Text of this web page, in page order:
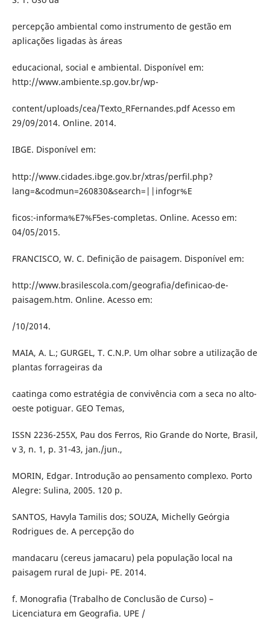
percepção ambiental como instrumento de gestão em
aplicações ligadas às áreas
educacional, social e ambiental. Disponível em:
http://www.ambiente.sp.gov.br/wp-
content/uploads/cea/Texto_RFernandes.pdf Acesso em
29/09/2014. Online. 2014.
IBGE. Disponível em:
http://www.cidades.ibge.gov.br/xtras/perfil.php?
lang=&codmun=260830&search=||infogr%E
ficos:-informa%E7%F5es-completas. Online. Acesso em:
04/05/2015.
FRANCISCO, W. C. Definição de paisagem. Disponível em:
http://www.brasilescola.com/geografia/definicao-de-
paisagem.htm. Online. Acesso em:
/10/2014.
MAIA, A. L.; GURGEL, T. C.N.P. Um olhar sobre a utilização de
plantas forrageiras da
caatinga como estratégia de convivência com a seca no alto-
oeste potiguar. GEO Temas,
ISSN 2236-255X, Pau dos Ferros, Rio Grande do Norte, Brasil,
v 3, n. 1, p. 31-43, jan./jun.,
MORIN, Edgar. Introdução ao pensamento complexo. Porto
Alegre: Sulina, 2005. 120 p.
SANTOS, Havyla Tamilis dos; SOUZA, Michelly Geórgia
Rodrigues de. A percepção do
mandacaru (cereus jamacaru) pela população local na
paisagem rural de Jupi- PE. 2014.
f. Monografia (Trabalho de Conclusão de Curso) –
Licenciatura em Geografia. UPE /